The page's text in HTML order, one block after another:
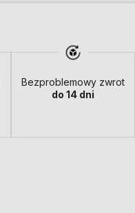
Bezproblemowy zwrot
do 14 dni